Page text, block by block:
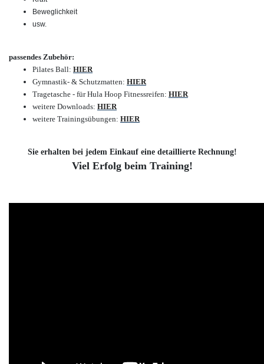
Beweglichkeit
usw.
passendes Zubehör:
Pilates Ball: HIER
Gymnastik- & Schutzmatten: HIER
Tragetasche - für Hula Hoop Fitnessreifen: HIER
weitere Downloads: HIER
weitere Trainingsübungen: HIER
Sie erhalten bei jedem Einkauf eine detaillierte Rechnung!
Viel Erfolg beim Training!